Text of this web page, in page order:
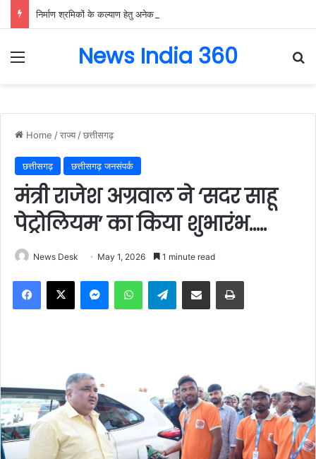
Menu News India 360
Home /राज्य /छत्तीसगढ़
छत्तीसगढ़ छत्तीसगढ़ जनसंपर्क
मंत्री राजेश अग्रवाल ने ‘सदर साहू
पेट्रोलियम’ का किया शुभारंभ…..
News Desk May 1, 2026 1 minute read
Facebook
X MessengerWhatsAppTelegramShare via Email Print